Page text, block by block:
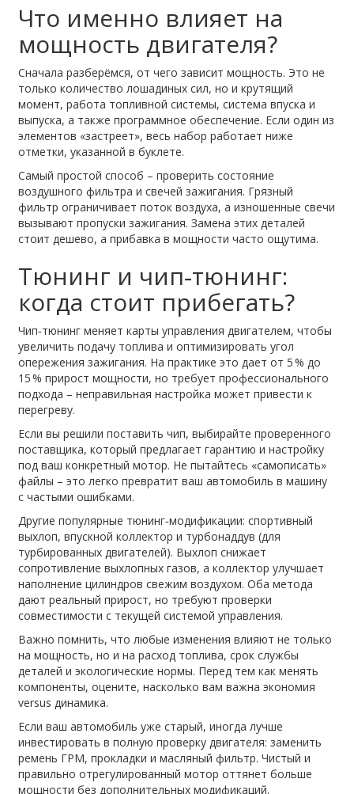
Что именно влияет на
мощность двигателя?
Сначала разберёмся, от чего зависит мощность. Это не
только количество лошадиных сил, но и крутящий
момент, работа топливной системы, система впуска и
выпуска, а также программное обеспечение. Если один из
элементов «застреет», весь набор работает ниже
отметки, указанной в буклете.
Самый простой способ – проверить состояние
воздушного фильтра и свечей зажигания. Грязный
фильтр ограничивает поток воздуха, а изношенные свечи
вызывают пропуски зажигания. Замена этих деталей
стоит дешево, а прибавка в мощности часто ощутима.
Тюнинг и чип‑тюнинг:
когда стоит прибегать?
Чип‑тюнинг меняет карты управления двигателем, чтобы
увеличить подачу топлива и оптимизировать угол
опережения зажигания. На практике это дает от 5 % до
15 % прирост мощности, но требует профессионального
подхода – неправильная настройка может привести к
перегреву.
Если вы решили поставить чип, выбирайте проверенного
поставщика, который предлагает гарантию и настройку
под ваш конкретный мотор. Не пытайтесь «самописать»
файлы – это легко превратит ваш автомобиль в машину
с частыми ошибками.
Другие популярные тюнинг‑модификации: спортивный
выхлоп, впускной коллектор и турбонаддув (для
турбированных двигателей). Выхлоп снижает
сопротивление выхлопных газов, а коллектор улучшает
наполнение цилиндров свежим воздухом. Оба метода
дают реальный прирост, но требуют проверки
совместимости с текущей системой управления.
Важно помнить, что любые изменения влияют не только
на мощность, но и на расход топлива, срок службы
деталей и экологические нормы. Перед тем как менять
компоненты, оцените, насколько вам важна экономия
versus динамика.
Если ваш автомобиль уже старый, иногда лучше
инвестировать в полную проверку двигателя: заменить
ремень ГРМ, прокладки и масляный фильтр. Чистый и
правильно отрегулированный мотор оттянет больше
мощности без дополнительных модификаций.